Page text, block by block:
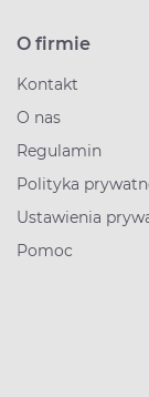
O firmie
Kontakt
O nas
Regulamin
Polityka
Ustawienia
Pomoc